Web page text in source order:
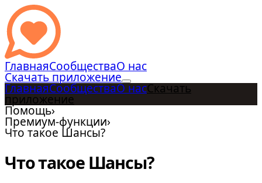
ГлавнаяСообществаО нас
Скачать приложение
ГлавнаяСообществаО насСкачать
приложение
Помощь›
Премиум-функции›
Что такое Шансы?
Что такое Шансы?